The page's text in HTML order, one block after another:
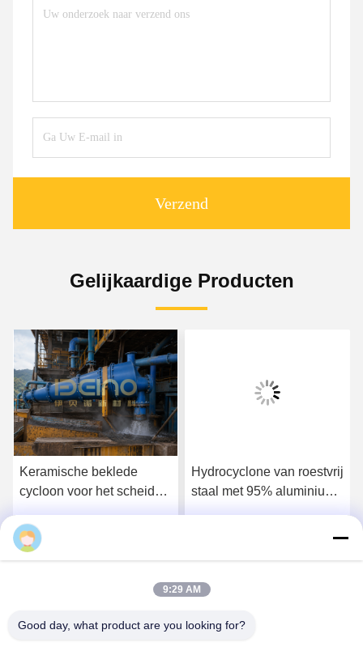
Verzend
Gelijkaardige Producten
Keramische beklede
cycloon voor het scheiden
slijppoeder
Hydrocyclone van roestvrij
staal met 95% aluminium
9:29 AM
Good day, what product are you looking for?